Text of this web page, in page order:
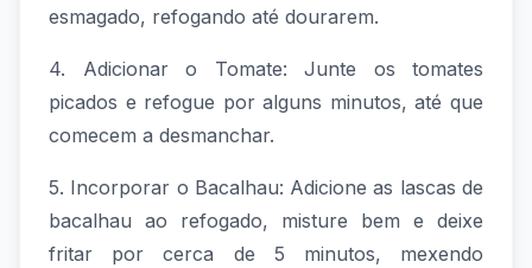
esmagado, refogando até dourarem.
4. Adicionar o Tomate: Junte os tomates
picados e refogue por alguns minutos, até que
comecem a desmanchar.
5. Incorporar o Bacalhau: Adicione as lascas de
bacalhau ao refogado, misture bem e deixe
fritar por cerca de 5 minutos, mexendo